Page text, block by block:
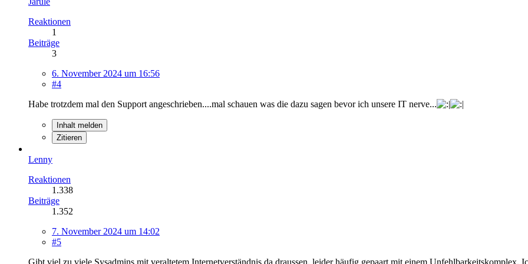
Reaktionen
1
Beiträge
3
6. November 2024 um 16:56
#4
Habe trotzdem mal den Support angeschrieben....mal schauen was die dazu sagen bevor ich unsere IT nerve...
Inhalt melden
Zitieren
Lenny
Reaktionen
1.338
Beiträge
1.352
7. November 2024 um 14:02
#5
Gibt viel zu viele Sysadmins mit veraltetem Internetverständnis da draussen, leider häufig gepaart mit einem Unfehlbarkeitskomplex.